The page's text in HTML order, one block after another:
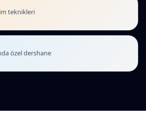
teknikleri
özel dershane